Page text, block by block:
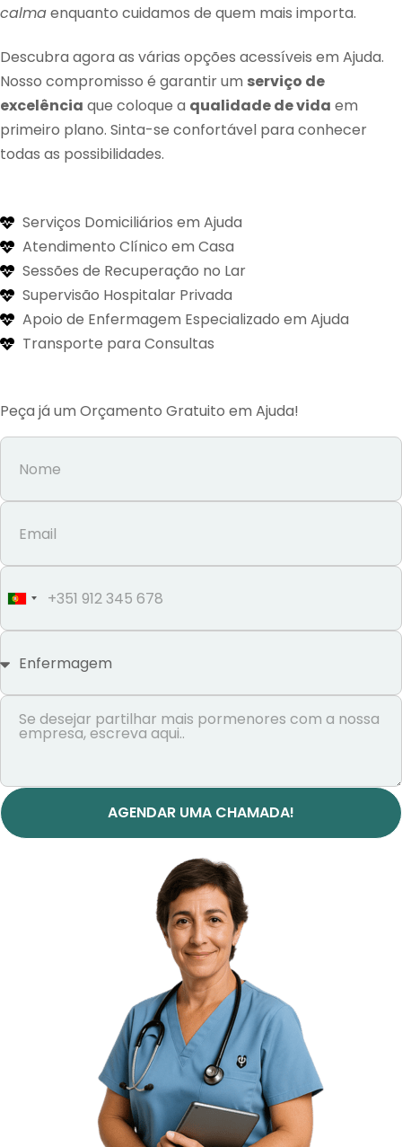
calmaenquanto cuidamos de quem mais importa.
Descubra agora as várias opções acessíveis em Ajuda.
Nosso compromisso é garantir um serviço de
excelência que coloque a qualidade de vida em
primeiro plano. Sinta-se confortável para conhecer
todas as possibilidades.
Serviços Domiciliários em Ajuda
Atendimento Clínico em Casa
Sessões de Recuperação no Lar
Supervisão Hospitalar Privada
Apoio de Enfermagem Especializado em Ajuda
Transporte para Consultas
Peça já um Orçamento Gratuito em Ajuda!
Portugal
+351
AGENDAR UMA CHAMADA!